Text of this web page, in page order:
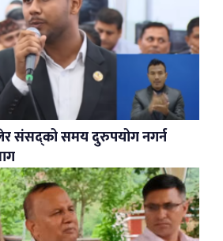
संसद्को समय दुरुपयोग नगर्न